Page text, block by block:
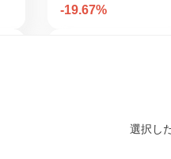
-19.67%
選択し